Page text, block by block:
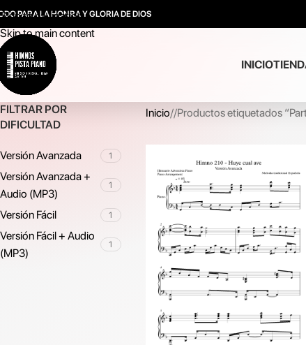
Skip to navigation
Skip to main content
PARA LA HONRA Y GLORIA DE DIOS
INICIO
FILTRAR POR
DIFICULTAD
Versión Avanzada 1
Versión Avanzada +
Audio (MP3)
1
Versión Fácil 1
Versión Fácil + Audio
(MP3)
1
Inicio/ Productos etiquetados